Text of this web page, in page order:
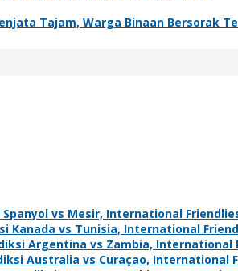
Tajam, Warga Binaan Bersorak
vs Mesir, International
Kanada vs Tunisia, International
Argentina vs Zambia, International
Australia vs Curaçao, International